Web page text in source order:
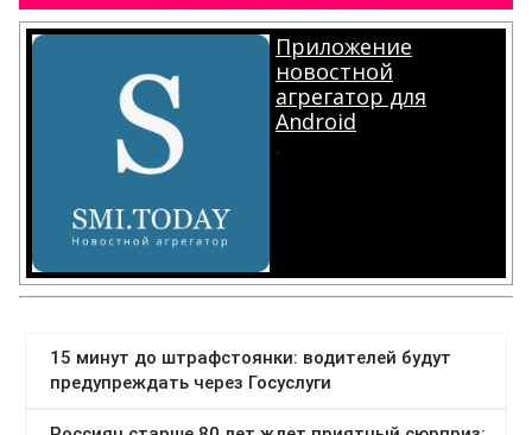
Приложение
новостной
агрегатор для
Android
.